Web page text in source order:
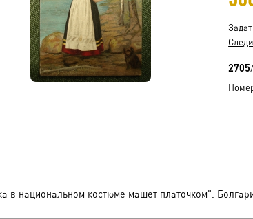
2705/
в национальном костюме машет платочком".